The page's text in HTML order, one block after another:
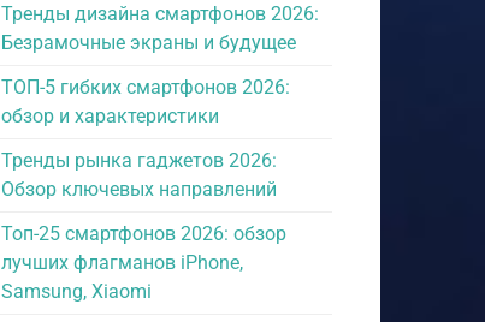
Тренды дизайна смартфонов 2026:
Безрамочные экраны и будущее
ТОП-5 гибких смартфонов 2026:
обзор и характеристики
Тренды рынка гаджетов 2026:
Обзор ключевых направлений
Топ-25 смартфонов 2026: обзор
лучших флагманов iPhone,
Samsung, Xiaomi